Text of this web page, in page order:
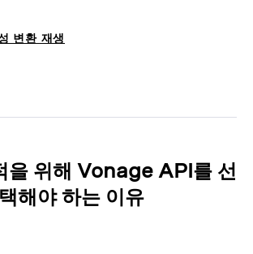
변환 재생
을 위해 Vonage API를 선
택해야 하는 이유